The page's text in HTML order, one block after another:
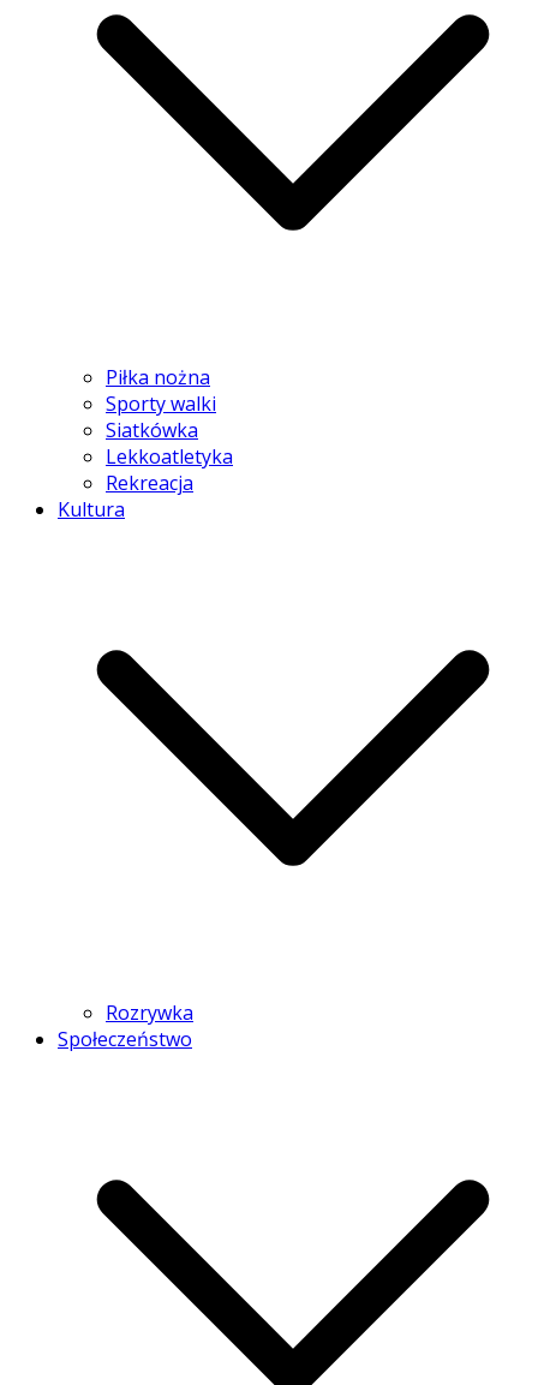
Piłka nożna
Sporty walki
Siatkówka
Lekkoatletyka
Rekreacja
Kultura
Rozrywka
Społeczeństwo